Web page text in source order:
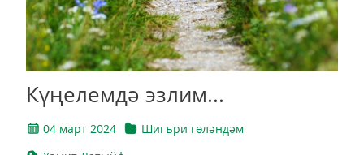
Күңелемдә эзлим...
04 март 2024
Шигъри гөләндәм